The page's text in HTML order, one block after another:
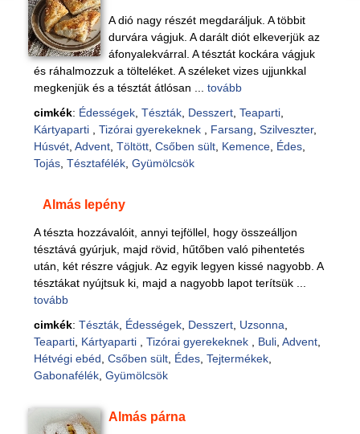
A dió nagy részét megdaráljuk. A többit
durvára vágjuk. A darált diót elkeverjük az
áfonyalekvárral. A tésztát kockára vágjuk
és ráhalmozzuk a tölteléket. A széleket vizes ujjunkkal
megkenjük és a tésztát átlósan ... tovább
cimkék: Édességek, Tészták, Desszert, Teaparti,
Kártyaparti
Tizórai gyerekeknek Farsang Szilveszter,
Húsvét, Advent, Töltött, Csőben sült, Kemence, Édes,
Tojás, Tésztafélék, Gyümölcsök
Almás lepény
A tészta hozzávalóit, annyi tejföllel, hogy összeálljon
tésztává gyúrjuk, majd rövid, hűtőben való pihentetés
után, két részre vágjuk. Az egyik legyen kissé nagyobb. A
tésztákat nyújtsuk ki, majd a nagyobb lapot terítsük ...
tovább
cimkék: Tészták, Édességek, Desszert, Uzsonna
Teaparti, Kártyaparti Tizórai gyerekeknek Buli, Advent,
Hétvégi ebéd Csőben sült, Édes, Tejtermékek,
Gabonafélék, Gyümölcsök
Almás párna